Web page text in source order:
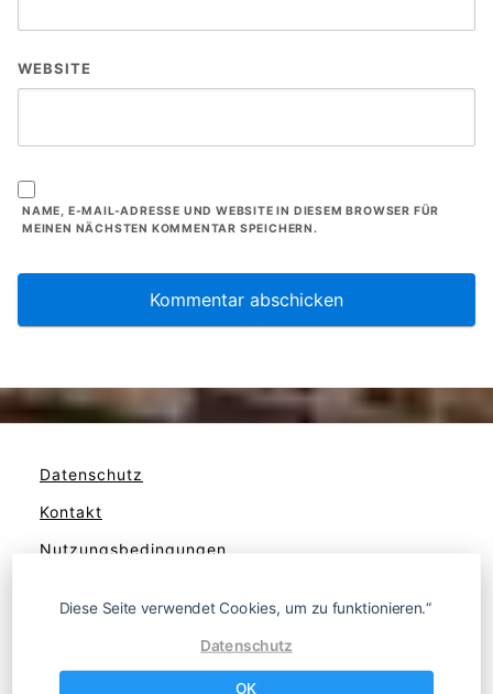
WEBSITE
NAME, E-MAIL-ADRESSE UND WEBSITE IN DIESEM BROWSER FÜR
MEINEN NÄCHSTEN KOMMENTAR SPEICHERN.
Datenschutz
Kontakt
Nutzungsbedingungen
Diese Seite verwendet Cookies, um zu funktionieren.“
Datenschutz
OK